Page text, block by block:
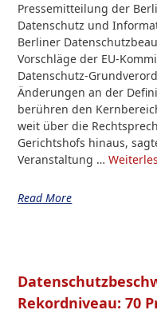
Pressemitteilung der
Datenschutz und
Berliner
Vorschläge der EU-
Datenschutz-
Änderungen an der
berühren den
weit über die
Gerichtshofs hinaus,
Veranstaltung …
Read More
Rekordniveau: 70